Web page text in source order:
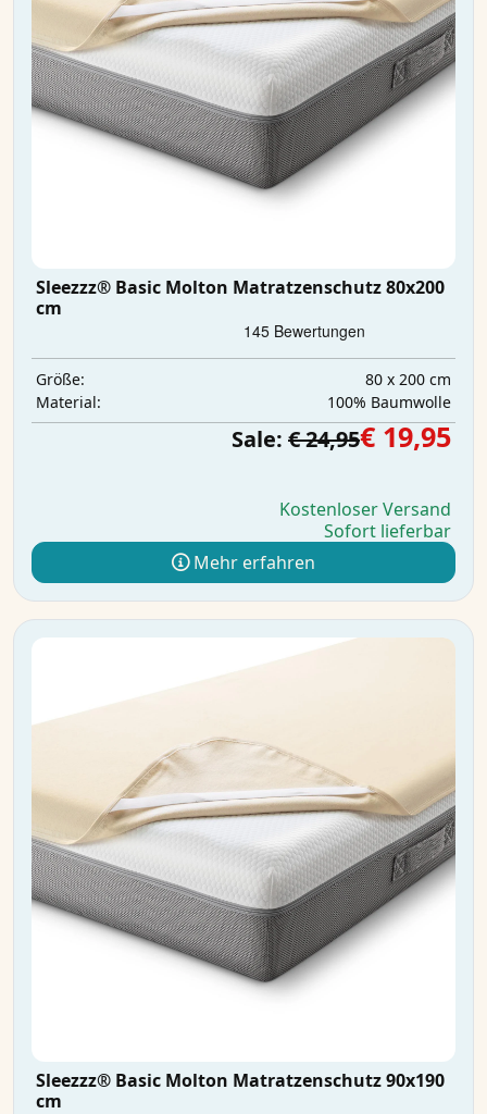
Sleezzz® Basic Molton Matratzenschutz 80x200
cm
Größe:
80 x 200 cm
Material:
100% Baumwolle
Sale: € 24,95€ 19,95
Kostenloser Versand
Sofort lieferbar
Mehr erfahren
Sleezzz® Basic Molton Matratzenschutz 90x190
cm